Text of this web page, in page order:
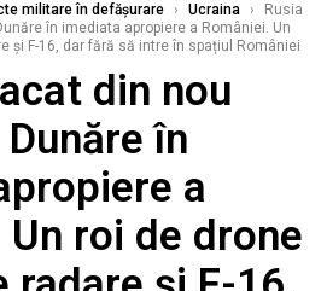
militare în defășurare › Ucraina ›
Rusia
în imediata apropiere a României. Un
și F-16, dar fără să intre în spațiul României
din nou
în
a
roi de drone